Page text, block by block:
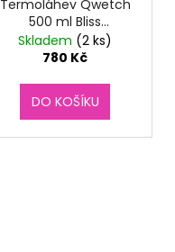
Termoláhev Qwetch
500 ml Bliss
Playground
Skladem (2 ks)
780 Kč
DO KOŠÍKU